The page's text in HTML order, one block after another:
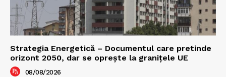
Strategia Energetică – Documentul care pretinde
orizont 2050, dar se oprește la granițele UE
08/08/2026